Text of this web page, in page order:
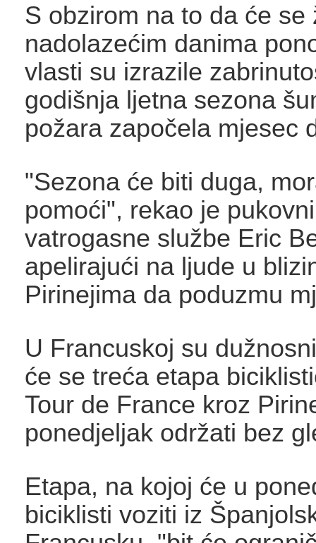
S obzirom na to da će se
nadolazećim danima
vlasti su izrazile
godišnja ljetna sezona
požara započela mjesec
"Sezona će biti duga,
pomoći", rekao je
vatrogasne službe Eric
apelirajući na ljude u
Pirinejima da poduzmu
U Francuskoj su
će se treća etapa
Tour de France kroz
ponedjeljak održati bez
Etapa, na kojoj će u
biciklisti voziti iz